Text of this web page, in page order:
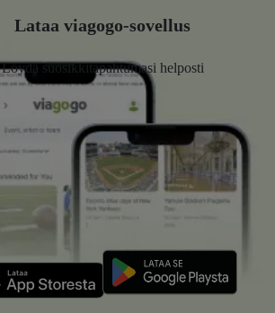
Lataa viagogo-sovellus
Löydä suosikkitapahtumasi helposti